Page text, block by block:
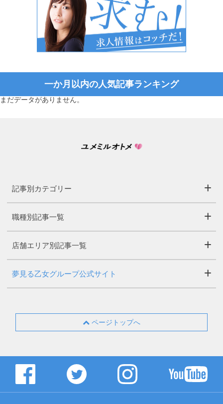
一か月以内の人気記事ランキング
まだデータがありません。
記事別カテゴリー
職種別記事一覧
店舗エリア別記事一覧
夢見る乙女グループ公式サイト
ページトップへ